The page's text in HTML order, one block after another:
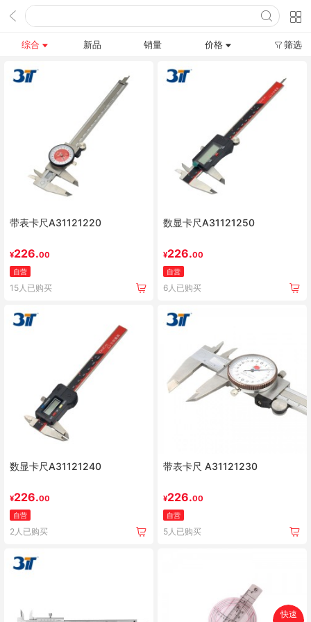
综合 新品 销量 价格 筛选
带表卡尺A31121220
¥226.00
自营
15人已购买
数显卡尺A31121250
¥226.00
自营
6人已购买
数显卡尺A31121240
¥226.00
自营
2人已购买
带表卡尺 A31121230
¥226.00
自营
5人已购买
快速